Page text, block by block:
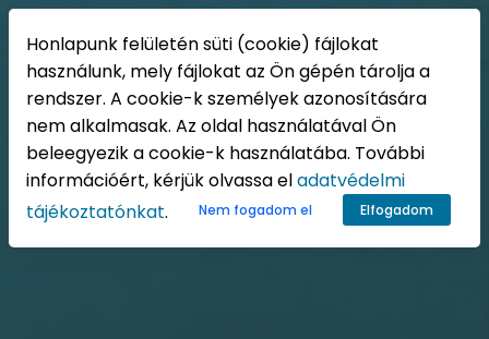
HU
Honlapunk felületén süti (cookie) fájlokat
használunk, mely fájlokat az Ön gépén tárolja a
rendszer. A cookie-k személyek azonosítására
nem alkalmasak. Az oldal használatával Ön
beleegyezik a cookie-k használatába. További
információért, kérjük olvassa eladatvédelmi
tájékoztatónkat. Nem fogadom el Elfogadom